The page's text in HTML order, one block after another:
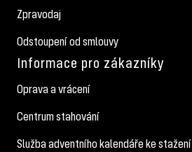
Zpravodaj
Odstoupení od smlouvy
Informace pro zákazníky
Oprava a vrácení
Centrum stahování
Služba adventního kalendáře ke stažení